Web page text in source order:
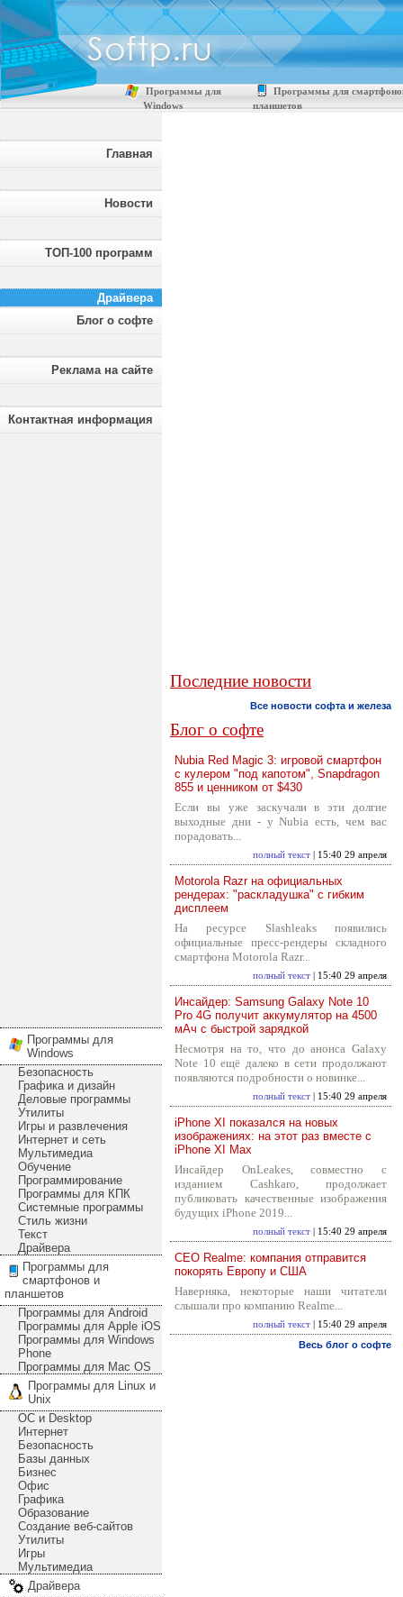
Программы для
Windows
Программы для
планшетов
Главная
Новости
ТОП-100 программ
Драйвера
Блог о софте
Реклама на сайте
Контактная информация
Программы для
Windows
Безопасность
Графика и дизайн
Деловые программы
Утилиты
Игры и развлечения
Интернет и сеть
Мультимедиа
Обучение
Программирование
Программы для КПК
Системные программы
Стиль жизни
Текст
Драйвера
Программы для
смартфонов и
планшетов
Программы для Android
Программы для Apple iOS
Программы для Windows
Phone
Программы для Mac OS
Программы для Linux и
Unix
ОС и Desktop
Интернет
Безопасность
Базы данных
Бизнес
Офис
Графика
Образование
Создание веб-сайтов
Утилиты
Игры
Мультимедиа
Драйвера
Последние новости
Все новости софта и железа
Блог о софте
Nubia Red Magic 3: игровой смартфон
с кулером "под капотом", Snapdragon
855 и ценником от $430
Если вы уже заскучали в эти долгие
выходные дни - у Nubia есть, чем вас
порадовать...
полный текст | 15:40 29 апреля
Motorola Razr на официальных
рендерах: "раскладушка" с гибким
дисплеем
На ресурсе Slashleaks появились
официальные пресс-рендеры складного
смартфона Motorola Razr...
полный текст | 15:40 29 апреля
Инсайдер: Samsung Galaxy Note 10
Pro 4G получит аккумулятор на 4500
мАч с быстрой зарядкой
Несмотря на то, что до анонса Galaxy
Note 10 ещё далеко в сети продолжают
появляются подробности о новинке...
полный текст | 15:40 29 апреля
iPhone XI показался на новых
изображениях: на этот раз вместе с
iPhone XI Max
Инсайдер OnLeakes, совместно с
изданием Cashkaro, продолжает
публиковать качественные изображения
будущих iPhone 2019...
полный текст | 15:40 29 апреля
CEO Realme: компания отправится
покорять Европу и США
Наверняка, некоторые наши читатели
слышали про компанию Realme...
полный текст | 15:40 29 апреля
Весь блог о софте